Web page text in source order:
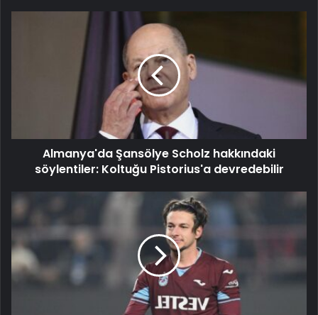
Almanya'da Şansölye Scholz hakkındaki
söylentiler: Koltuğu Pistorius'a devredebilir